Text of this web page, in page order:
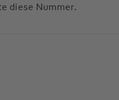
diese Nummer.